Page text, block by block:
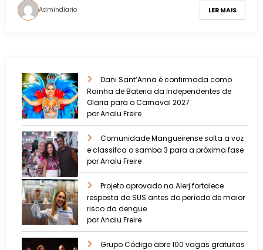
Admindiario LER MAIS
Dani Sant’Anna é confirmada como
Rainha de Bateria da Independentes de
Olaria para o Carnaval 2027
por Analu Freire
Comunidade Mangueirense solta a voz
e classifca o samba 3 para a próxima fase
por Analu Freire
Projeto aprovado na Alerj fortalece
resposta do SUS antes do período de maior
risco da dengue
por Analu Freire
Grupo Código abre 100 vagas gratuitas